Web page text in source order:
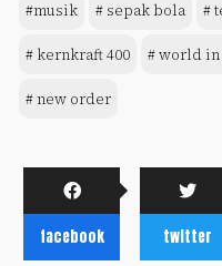
#musik # sepak bola #
# kernkraft 400 # world
# new order
facebook twitter